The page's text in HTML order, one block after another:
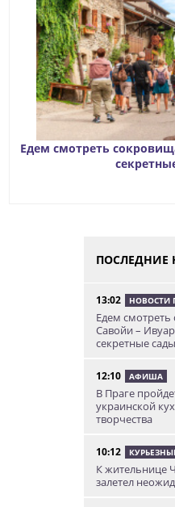
Едем смотреть
ПОСЛЕДНИЕ
13:02 НОВОСТИ
Едем
Савойи –
секретные
12:10 АФИША
В Праге
украинской
творчества
10:12
К жительнице
залетел